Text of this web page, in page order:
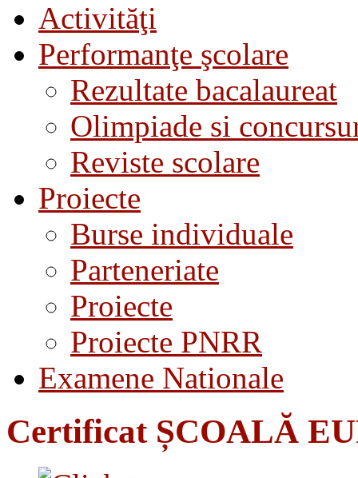
Activităţi
Performanţe şcolare
Rezultate bacalaureat
Olimpiade si
Reviste scolare
Proiecte
Burse individuale
Parteneriate
Proiecte
Proiecte PNRR
Examene Nationale
Certificat ȘCOALĂ